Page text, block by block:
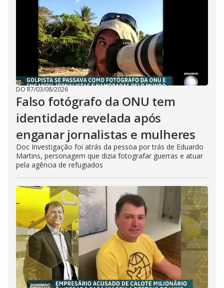
DO R7/03/08/2026
Falso fotógrafo da ONU tem
identidade revelada após
enganar jornalistas e mulheres
Doc Investigação foi atrás da pessoa por trás de Eduardo
Martins, personagem que dizia fotografar guerras e atuar
pela agência de refugiados